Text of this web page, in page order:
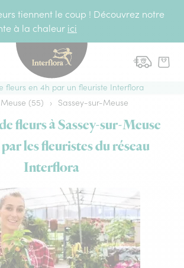
tiennent le coup ! Découvrez notre
à la chaleur ici
fleurs en 4h par un fleuriste Interflora
Meuse (55) › Sassey-sur-Meuse
fleurs à Sassey-sur-Meuse
les fleuristes du réseau
Interflora